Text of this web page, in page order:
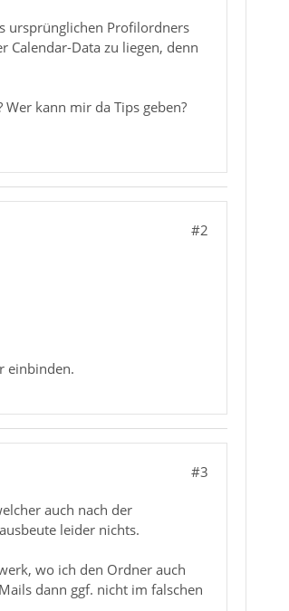
ursprünglichen Profilordners
Data zu liegen, denn
kann mir da Tips geben?
#2
einbinden.
#3
auch nach der
leider nichts.
wo ich den Ordner auch
dann ggf. nicht im falschen